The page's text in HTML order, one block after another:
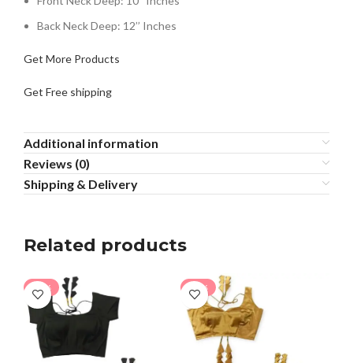
Back Neck Deep: 12’’ Inches
Get More Products
Get Free shipping
Additional information
Reviews (0)
Shipping & Delivery
Related products
-24% -30%